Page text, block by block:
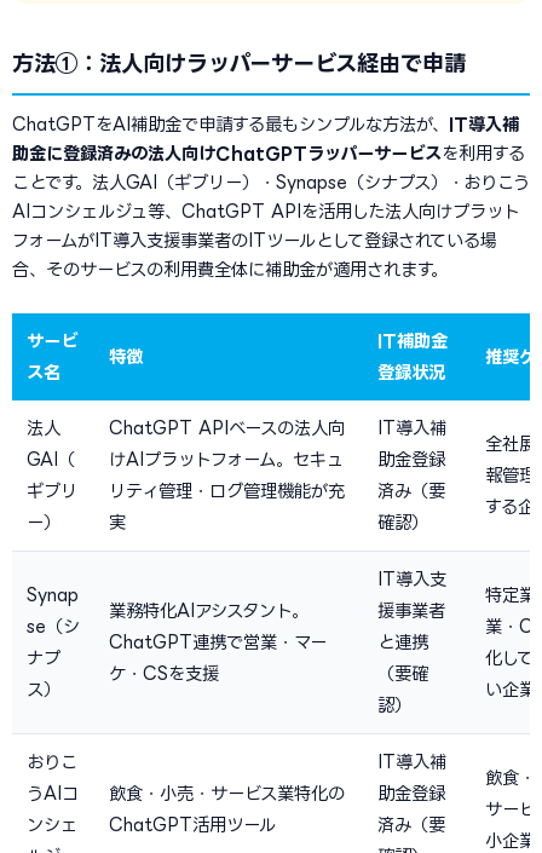
方法①：法人向けラッパーサービス経由で申請
ChatGPTをAI補助金で申請する最もシンプルな方法が、
IT導入補
助金に登録済みの法人向けChatGPTラッパーサービスを利用する
ことです。法人GAI（ギブリー）・Synapse（シナプス）・おりこう
AIコンシェルジュ等、ChatGPT APIを活用した法人向けプラット
フォームがIT導入支援事業者のITツールとして登録されている場
合、そのサービスの利用費全体に補助金が適用されます。
サービ
ス名
特徴
IT補助金
登録状況
推奨ケ
法人
GAI（
ギブリ
ー）
ChatGPT APIベースの法人向
けAIプラットフォーム。セキュ
リティ管理・ログ管理機能が充
実
IT導入補
助金登録
済み（要
確認）
全社展
報管理
する企
Synap
se（シ
ナプ
ス）
業務特化AIアシスタント。
ChatGPT連携で営業・マー
ケ・CSを支援
IT導入支
援事業者
と連携
（要確
認）
特定業
業・
化して
い企業
おりこ
うAIコ
ンシェ
飲食・小売・サービス業特化の
ChatGPT活用ツール
IT導入補
助金登録
済み（要
飲食・
サービ
小企業